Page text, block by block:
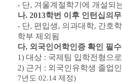
- 단, 겨울계절학기에 개설되
나. 2013학번 이후 인턴십의
- 단, 편입생, 의과대학, 간호
학부 제외됨
다. 외국인어학인증 확인 필수
1) 대상 : 국제팀 입학전형으
2) 근거 : 외국인유학생 졸업
7년도 02.14 제정)